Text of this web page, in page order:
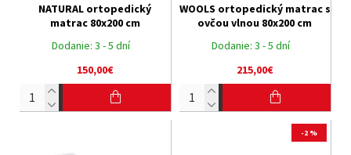
Dodanie: 3 - 5 dní
NATURAL ortopedický
matrac 80x200 cm
150,00€
Dodanie: 3 - 5 dní
WOOLS ortopedický matrac s
ovčou vlnou 80x200 cm
215,00€
-2 %